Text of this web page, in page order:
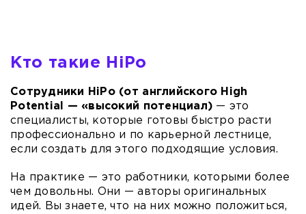
Кто такие HiPo
Сотрудники HiPo (от английского High
Potential — «высокий потенциал) — это
специалисты, которые готовы быстро расти
профессионально и по карьерной лестнице,
если создать для этого подходящие условия.
На практике — это работники, которыми более
чем довольны. Они — авторы оригинальных
идей. Вы знаете, что на них можно положиться,